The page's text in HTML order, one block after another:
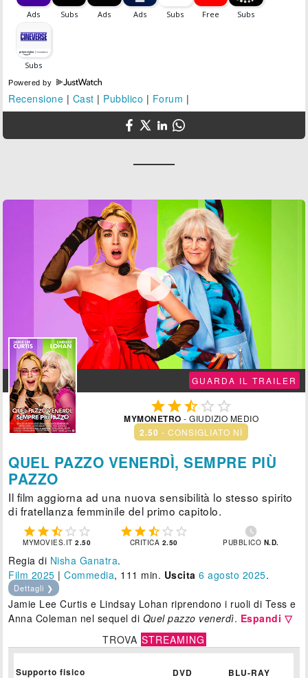
Powered by
Recensione | Cast | Pubblico | Forum |

GUARDA IL TRAILER
  
MYMONETRO - GIUDIZIO MEDIO
2.50 - CONSIGLIATO NÌ
QUEL PAZZO VENERDÌ, SEMPRE PIÙ
PAZZO
Il film aggiorna ad una nuova sensibilità lo stesso spirito
di fratellanza femminile del primo capitolo.
    
MYMOVIES.IT2.50
    
CRITICA 2.50

PUBBLICO N.D.
Regia di Nisha Ganatra.
Film 2025 |Commedia, 111 min. Uscita 6 agosto 2025.
Dettagli ❯
Jamie Lee Curtis e Lindsay Lohan riprendono i ruoli di Tess e
Anna Coleman nel sequel di Quel pazzo venerdì. Espandi ▽
TROVA STREAMING
Supporto fisico DVD BLU-RAY